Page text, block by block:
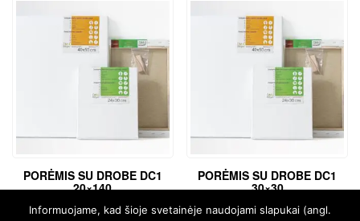
PORĖMIS SU DROBE DC1
20×140
€18,69
PORĖMIS SU DROBE DC1
30×30
€ 5,94
Informuojame, kad šioje svetainėje naudojami slapukai (angl.